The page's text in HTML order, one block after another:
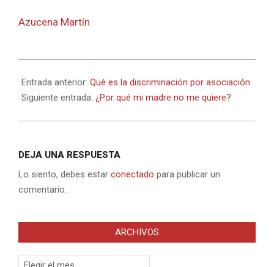
Azucena Martín
10-
27
Entrada anterior: Qué es la discriminación por asociación
Siguiente entrada: ¿Por qué mi madre no me quiere?
DEJA UNA RESPUESTA
Lo siento, debes estar conectado para publicar un
comentario.
ARCHIVOS
Archivos